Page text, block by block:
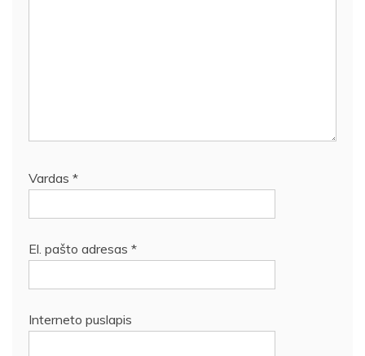
Vardas *
El. pašto adresas *
Interneto puslapis